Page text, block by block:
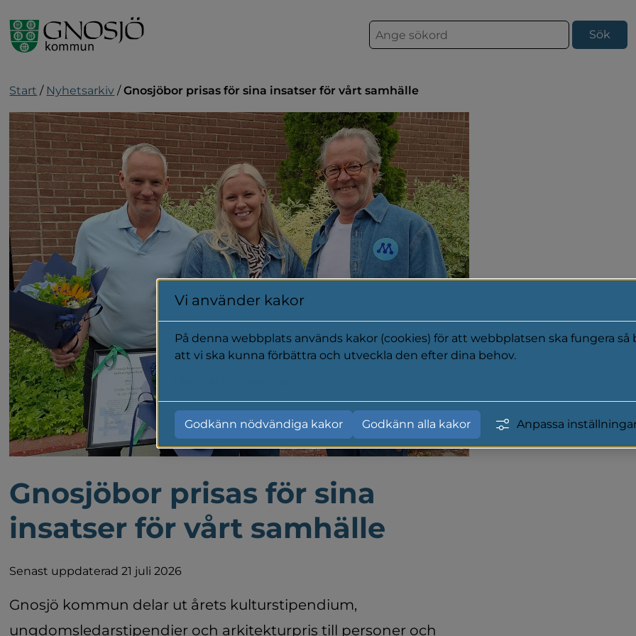
S
ö
Start / Nyhetsarkiv / Gnosjöbor prisas för sina insatser för vårt samhälle
Gnosjöbor prisas för sina
insatser för vårt samhälle
Senast uppdaterad 21 juli 2026
Gnosjö kommun delar ut årets kulturstipendium,
ungdomsledarstipendier och arkitekturpris till personer och
Vi använder kakor
På denna webbplats används kakor (cookies) för att webbplatsen ska fungera
att vi ska kunna förbättra och utveckla den efter dina behov.
Godkänn nödvändiga kakor Godkänn alla kakor Anpassa